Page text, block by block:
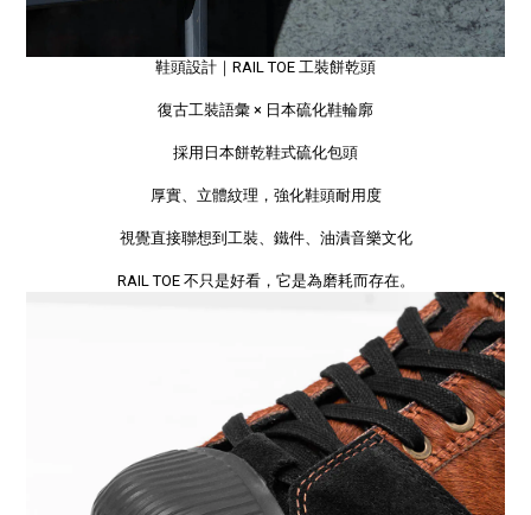
鞋頭設計｜RAIL TOE 工裝餅乾頭
復古工裝語彙 × 日本硫化鞋輪廓
採用日本餅乾鞋式硫化包頭
厚實、立體紋理，強化鞋頭耐用度
視覺直接聯想到工裝、鐵件、油漬音樂文化
RAIL TOE 不只是好看，它是為磨耗而存在。